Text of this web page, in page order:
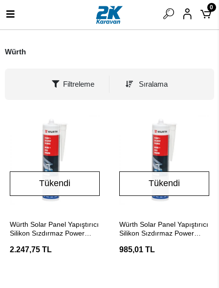
0
Würth
Filtreleme Sıralama
Tükendi
Würth Solar Panel Yapıştırıcı
Silikon Sızdırmaz Power
2.247,75 TL
Tükendi
Würth Solar Panel Yapıştırıcı
Silikon Sızdırmaz Power
985,01 TL